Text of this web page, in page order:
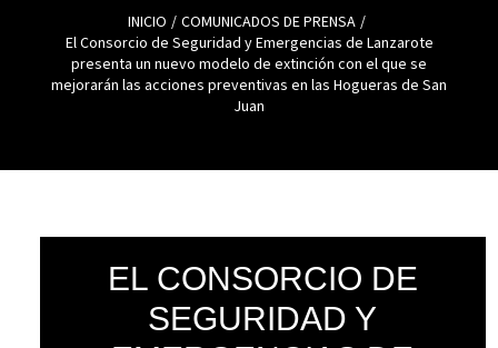
INICIO
COMUNICADOS DE PRENSA
El Consorcio de Seguridad y Emergencias de Lanzarote
presenta un nuevo modelo de extinción con el que se
mejorarán las acciones preventivas en las Hogueras de San
Juan
EL CONSORCIO DE
SEGURIDAD Y